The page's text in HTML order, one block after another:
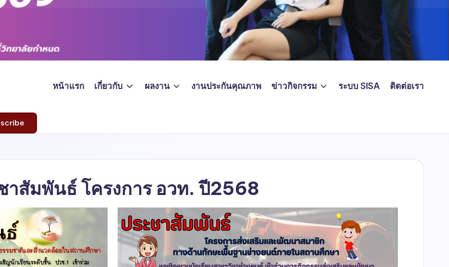
หน้าแรก เกี่ยวกับ ผลงาน งานประกันคุณภาพ ข่าวกิจกรรม ระบบ SISA ติดต่อเรา
าสัมพันธ์ โครงการ อวท. ปี2568